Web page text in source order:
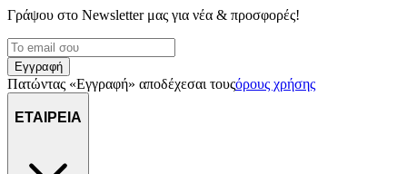
Γράψου στο Νewsletter μας για νέα & προσφορές!
Εγγραφή
Πατώντας «Εγγραφή» αποδέχεσαι τουςόρους χρήσης
ΕΤΑΙΡΕΙΑ